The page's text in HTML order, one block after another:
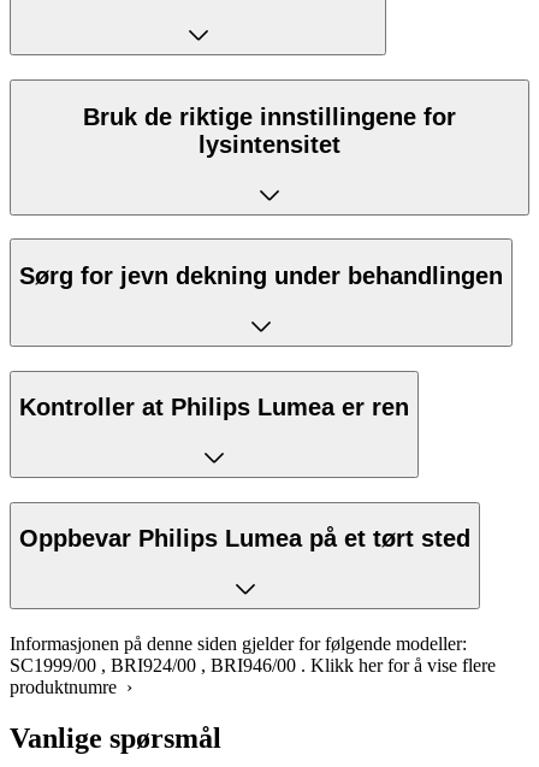
Bruk de riktige innstillingene for
lysintensitet
Sørg for jevn dekning under behandlingen
Kontroller at Philips Lumea er ren
Oppbevar Philips Lumea på et tørt sted
Informasjonen på denne siden gjelder for følgende modeller:
SC1999/00 , BRI924/00 , BRI946/00 . Klikk her for å vise flere
produktnumre ›
Vanlige spørsmål